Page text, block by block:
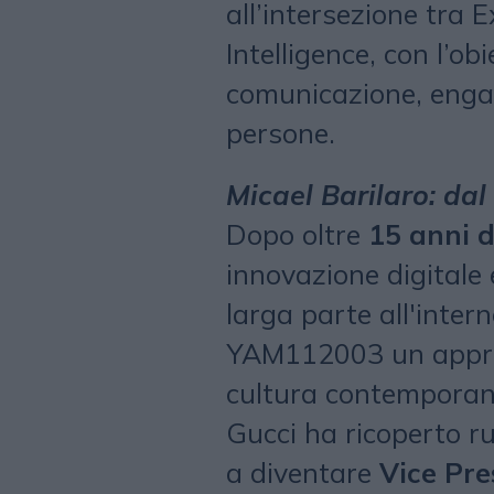
all’intersezione tra
Intelligence, con
comunicazione,
persone.
Micael Barilaro:
Dopo oltre 15 anni
innovazione digitale
larga parte
YAM112003 un
cultura
Gucci ha ricoperto
a diventare Vice